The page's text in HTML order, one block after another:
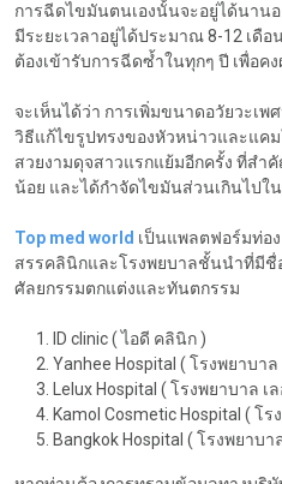
การฉีดไขมันตนเองนั้นจะอยู่ได้นาน
มีระยะเวลาอยู่ได้ประมาณ 8-12 เดื
ต้องเข้ารับการฉีดซ้ำในทุกๆ ปี เพื่อค
จะเห็นได้ว่า การเพิ่มขนาดอวัยวะเ
วิธีแก้ไขรูปทรงของหัวหน่าวและแค
สวยงามดุจสาวแรกแย้มอีกครั้ง ที่สำ
น้อย และได้กำจัดไขมันส่วนเกินไปใ
Top med world เป็นแพลตฟอร์มท่อ
สรรคลินิกและโรงพยบาลชั้นนำที่มีชื่
ศัลยกรรมตกแต่งและทันตกรรม
ID clinic ( ไอดี คลินิก )
Yanhee Hospital ( โรงพยาบา
Lelux Hospital ( โรงพยาบาล
Kamol Cosmetic Hospital ( โ
Bangkok Hospital ( โรงพยาบา